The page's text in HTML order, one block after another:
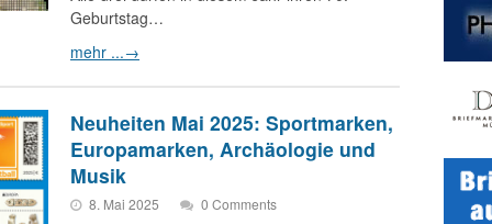
Geburtstag…
mehr ...→
Neuheiten Mai 2025: Sportmarken,
Europamarken, Archäologie und
Musik
8. Mai 2025 0 Comments